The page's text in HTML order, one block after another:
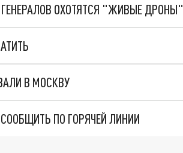
ОХОТЯТСЯ "ЖИВЫЕ ДРОНЫ"
В МОСКВУ
ПО ГОРЯЧЕЙ ЛИНИИ